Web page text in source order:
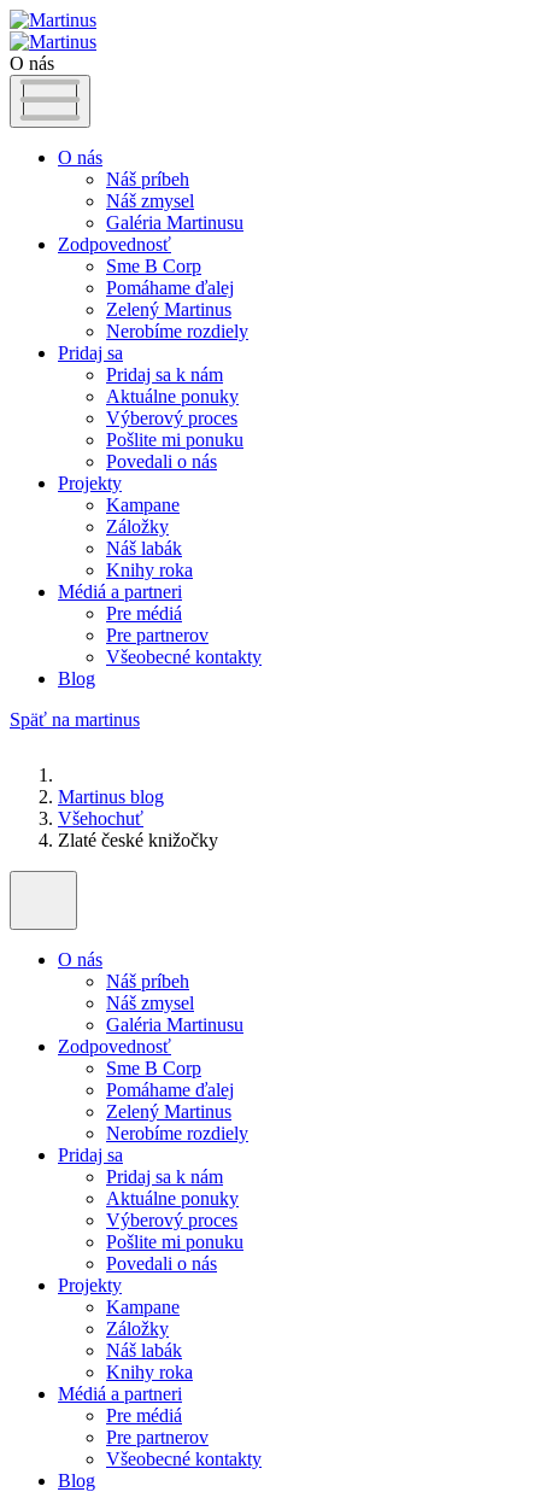
O nás
O nás
Náš príbeh
Náš zmysel
Galéria Martinusu
Zodpovednosť
Sme B Corp
Pomáhame ďalej
Zelený Martinus
Nerobíme rozdiely
Pridaj sa
Pridaj sa k nám
Aktuálne ponuky
Výberový proces
Pošlite mi ponuku
Povedali o nás
Projekty
Kampane
Záložky
Náš labák
Knihy roka
Médiá a partneri
Pre médiá
Pre partnerov
Všeobecné kontakty
Blog
Späť na martinus
Martinus blog
Všehochuť
Zlaté české knižočky
O nás
Náš príbeh
Náš zmysel
Galéria Martinusu
Zodpovednosť
Sme B Corp
Pomáhame ďalej
Zelený Martinus
Nerobíme rozdiely
Pridaj sa
Pridaj sa k nám
Aktuálne ponuky
Výberový proces
Pošlite mi ponuku
Povedali o nás
Projekty
Kampane
Záložky
Náš labák
Knihy roka
Médiá a partneri
Pre médiá
Pre partnerov
Všeobecné kontakty
Blog